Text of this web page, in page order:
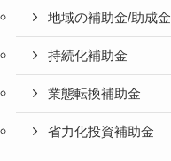
地域の補助金/助成金
持続化補助金
業態転換補助金
省力化投資補助金